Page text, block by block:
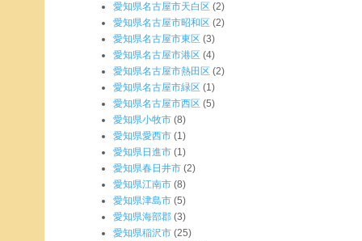
愛知県名古屋市天白区 (2)
愛知県名古屋市昭和区 (2)
愛知県名古屋市東区 (3)
愛知県名古屋市港区 (4)
愛知県名古屋市熱田区 (2)
愛知県名古屋市緑区 (1)
愛知県名古屋市西区 (5)
愛知県小牧市 (8)
愛知県愛西市 (1)
愛知県日進市 (1)
愛知県春日井市 (2)
愛知県江南市 (8)
愛知県津島市 (5)
愛知県海部郡 (3)
愛知県稲沢市 (25)